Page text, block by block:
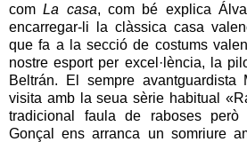
comLa casa, com bé explica
encarregar-li la clàssica casa
que fa a la secció de costums
nostre esport per excel·lència, la
Beltrán. El sempre avantguardista
visita amb la seua sèrie habitual
tradicional faula de raboses però
Gonçal ens arranca un somriure